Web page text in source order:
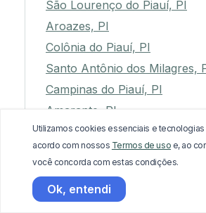
São Lourenço do Piauí, PI
Aroazes, PI
Colônia do Piauí, PI
Santo Antônio dos Milagres,
Campinas do Piauí, PI
Amarante, PI
Domingos Mourão, PI
Floresta do Piauí, PI
Passagem Franca do Piauí, PI
São João da Serra, PI
Utilizamos cookies essenciais e
acordo com nossos Termos de uso e, ao
você concorda com estas condições.
Ok, entendi